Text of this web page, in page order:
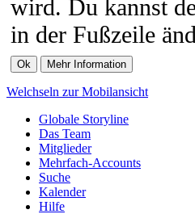
wird. Du kannst
in der Fußzeile
Welchseln zur Mobilansicht
Globale Storyline
Das Team
Mitglieder
Mehrfach-Accounts
Suche
Kalender
Hilfe